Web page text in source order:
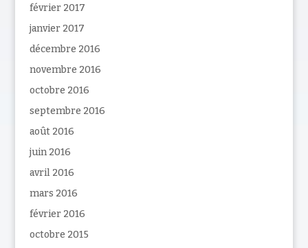
février 2017
janvier 2017
décembre 2016
novembre 2016
octobre 2016
septembre 2016
août 2016
juin 2016
avril 2016
mars 2016
février 2016
octobre 2015